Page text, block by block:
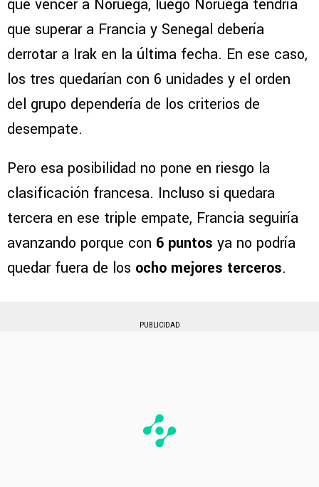
que vencer a Noruega, luego Noruega tendría
que superar a Francia y Senegal debería
derrotar a Irak en la última fecha. En ese caso,
los tres quedarían con 6 unidades y el orden
del grupo dependería de los criterios de
desempate.
Pero esa posibilidad no pone en riesgo la
clasificación francesa. Incluso si quedara
tercera en ese triple empate, Francia seguiría
avanzando porque con 6 puntos ya no podría
quedar fuera de los ocho mejores terceros.
PUBLICIDAD